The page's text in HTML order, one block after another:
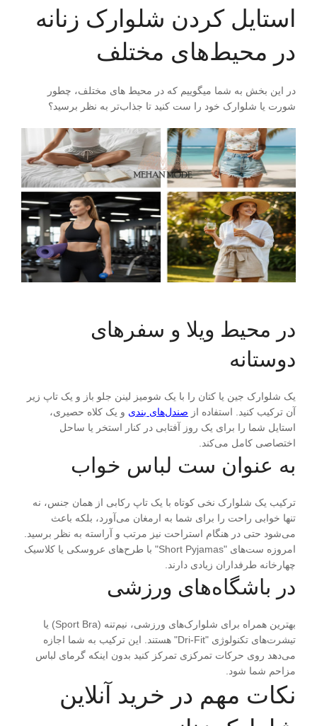
استایل کردن شلوارک زنانه
در محیط‌های مختلف
در این بخش به شما میگوییم که در محیط های مختلف، چطور
شورت یا شلوارک خود را ست کنید تا جذاب‌تر به نظر برسید؟
در محیط ویلا و سفرهای
دوستانه
یک شلوارک جین یا کتان را با یک شومیز لینن جلو باز و یک تاپ زیر
آن ترکیب کنید. استفاده از صندل‌های بندی و یک کلاه حصیری،
استایل شما را برای یک روز آفتابی در کنار استخر یا ساحل
اختصاصی کامل می‌کند.
به عنوان ست لباس خواب
ترکیب یک شلوارک نخی کوتاه با یک تاپ رکابی از همان جنس، نه
تنها خوابی راحت را برای شما به ارمغان می‌آورد، بلکه باعث
می‌شود حتی در هنگام استراحت نیز مرتب و آراسته به نظر برسید.
امروزه ست‌های "Short Pyjamas" با طرح‌های عروسکی یا کلاسیک
چهارخانه طرفداران زیادی دارند.
در باشگاه‌های ورزشی
بهترین همراه برای شلوارک‌های ورزشی، نیم‌تنه (Sport Bra) یا
تیشرت‌های تکنولوژی "Dri-Fit" هستند. این ترکیب به شما اجازه
می‌دهد روی حرکات تمرکزی تمرکز کنید بدون اینکه گرمای لباس
مزاحم شما شود.
نکات مهم در خرید آنلاین